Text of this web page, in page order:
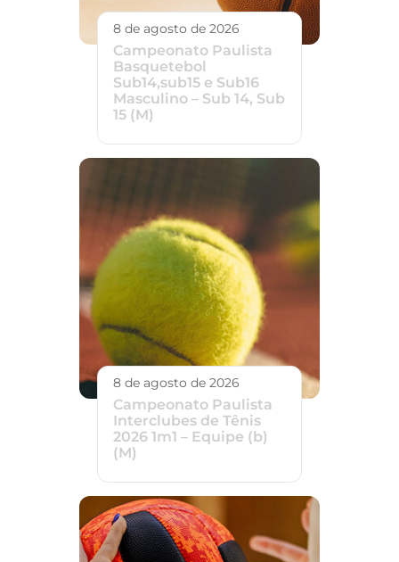
8 de agosto de 2026
Campeonato Paulista
Basquetebol
Sub14,sub15 e Sub16
Masculino – Sub 14, Sub
15 (M)
8 de agosto de 2026
Campeonato Paulista
Interclubes de Tênis
2026 1m1 – Equipe (b)
(M)